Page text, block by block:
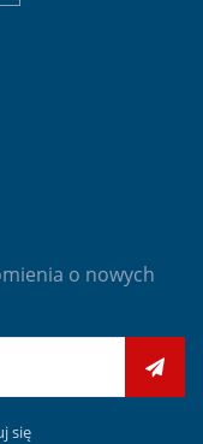
o nowych
się